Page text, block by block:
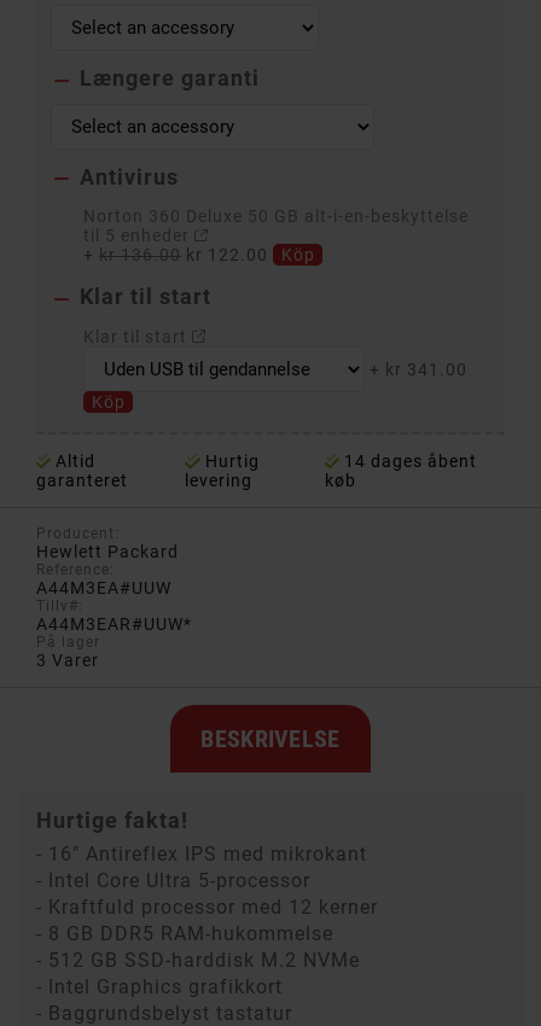
 Længere garanti
 Antivirus
Norton 360 Deluxe 50 GB alt-i-en-beskyttelse
til 5 enheder
+ kr 136.00 kr 122.00 Köp
 Klar til start
Klar til start
+ kr 341.00
Köp
Altid
garanteret
Hurtig
levering
14 dages åbent
køb
Producent:
Hewlett Packard
Reference:
A44M3EA#UUW
Tillv#:
A44M3EAR#UUW*
På lager
3 Varer
BESKRIVELSE
Hurtige fakta!
- 16" Antireflex IPS med mikrokant
- Intel Core Ultra 5-processor
- Kraftfuld processor med 12 kerner
- 8 GB DDR5 RAM-hukommelse
- 512 GB SSD-harddisk M.2 NVMe
- Intel Graphics grafikkort
- Baggrundsbelyst tastatur